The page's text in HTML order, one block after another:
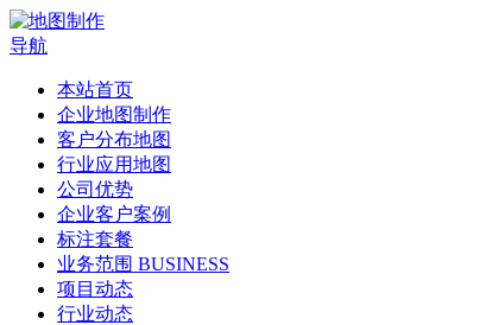
导航
本站首页
企业地图制作
客户分布地图
行业应用地图
公司优势
企业客户案例
标注套餐
业务范围 BUSINESS
项目动态
行业动态